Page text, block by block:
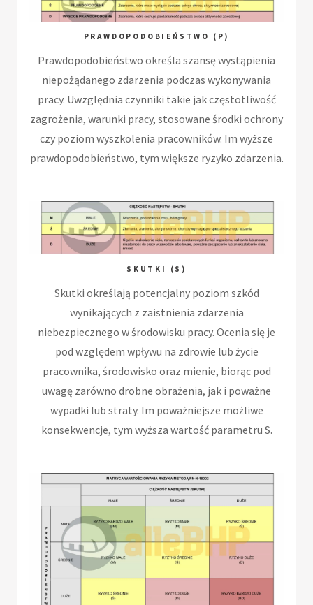
PRAWDOPODOBIEŃSTWO (P)
Prawdopodobieństwo określa szansę wystąpienia
niepożądanego zdarzenia podczas wykonywania
pracy. Uwzględnia czynniki takie jak częstotliwość
zagrożenia, warunki pracy, stosowane środki ochrony
czy poziom wyszkolenia pracowników. Im wyższe
prawdopodobieństwo, tym większe ryzyko zdarzenia.
SKUTKI (S)
Skutki określają potencjalny poziom szkód
wynikających z zaistnienia zdarzenia
niebezpiecznego w środowisku pracy. Ocenia się je
pod względem wpływu na zdrowie lub życie
pracownika, środowisko oraz mienie, biorąc pod
uwagę zarówno drobne obrażenia, jak i poważne
wypadki lub straty. Im poważniejsze możliwe
konsekwencje, tym wyższa wartość parametru S.